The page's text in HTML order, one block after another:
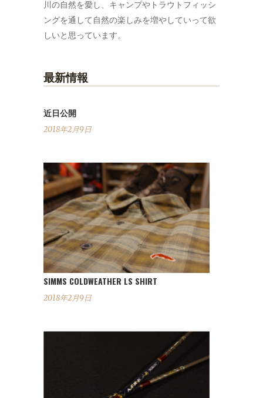
川の自然を愛し、キャンプやトラウトフィッシ
ングを通して自然の楽しみを増やしていって欲
しいと思っています。
最新情報
近日公開
2018年2月9日
SIMMS COLDWEATHER LS SHIRT
2018年2月9日